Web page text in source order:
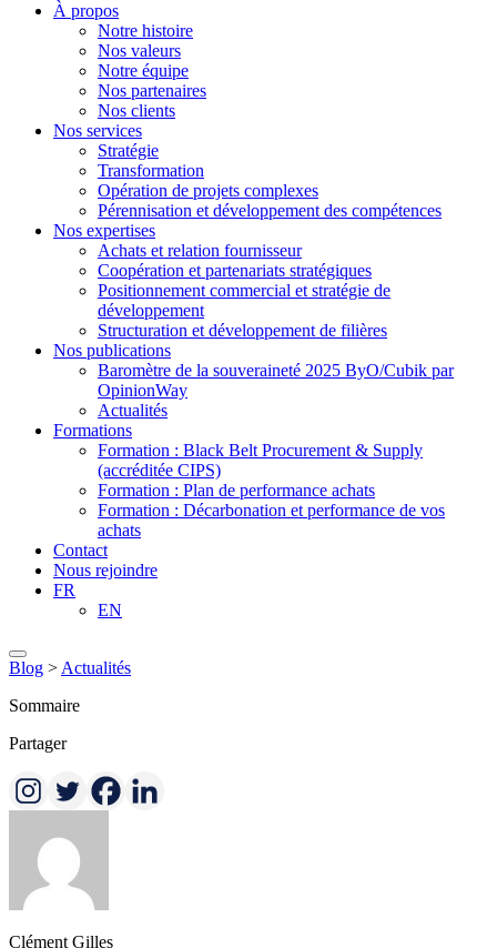
À propos
Notre histoire
Nos valeurs
Notre équipe
Nos partenaires
Nos clients
Nos services
Stratégie
Transformation
Opération de projets complexes
Pérennisation et développement des compétences
Nos expertises
Achats et relation fournisseur
Coopération et partenariats stratégiques
Positionnement commercial et stratégie de
développement
Structuration et développement de filières
Nos publications
Baromètre de la souveraineté 2025 ByO/Cubik par
OpinionWay
Actualités
Formations
Formation : Black Belt Procurement & Supply
(accréditée CIPS)
Formation : Plan de performance achats
Formation : Décarbonation et performance de vos
achats
Contact
Nous rejoindre
FR
EN
Blog > Actualités
Sommaire
Partager
Clément Gilles